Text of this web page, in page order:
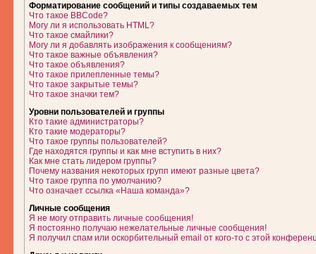
Форматирование сообщений и типы создаваемых тем
Что такое BBCode?
Могу ли я использовать HTML?
Что такое смайлики?
Могу ли я добавлять изображения к сообщениям?
Что такое важные объявления?
Что такое объявления?
Что такое прилепленные темы?
Что такое закрытые темы?
Что такое значки тем?
Уровни пользователей и группы
Кто такие администраторы?
Кто такие модераторы?
Что такое группы пользователей?
Где находятся группы и как мне вступить в них?
Как мне стать лидером группы?
Почему названия некоторых групп имеют разные цвета?
Что такое группа по умолчанию?
Что означает ссылка «Наша команда»?
Личные сообщения
Я не могу отправить личные сообщения!
Я постоянно получаю нежелательные личные сообщения!
Я получил спам или оскорбительный email от кого-то с этой